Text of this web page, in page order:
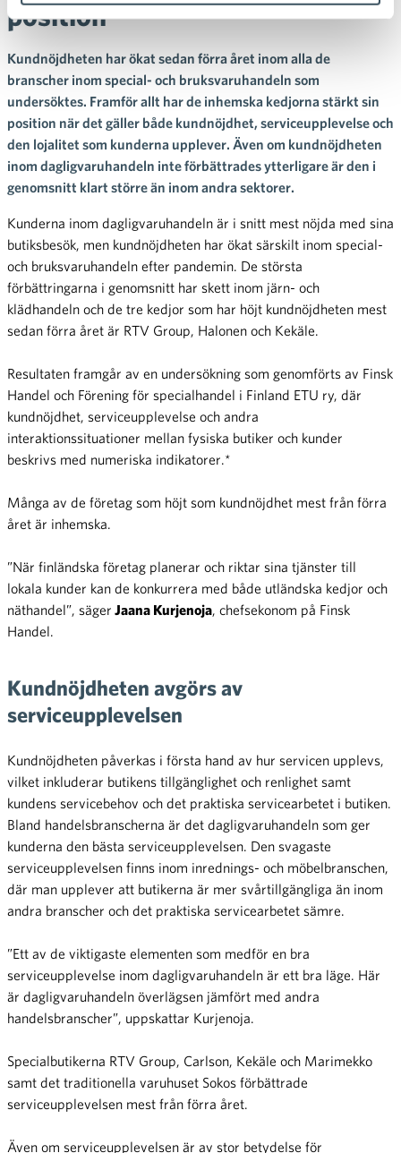
position
Kundnöjdheten har ökat sedan förra året inom alla de
branscher inom special- och bruksvaruhandeln som
undersöktes. Framför allt har de inhemska kedjorna stärkt sin
position när det gäller både kundnöjdhet, serviceupplevelse och
den lojalitet som kunderna upplever. Även om kundnöjdheten
inom dagligvaruhandeln inte förbättrades ytterligare är den i
genomsnitt klart större än inom andra sektorer.
Kunderna inom dagligvaruhandeln är i snitt mest nöjda med sina
butiksbesök, men kundnöjdheten har ökat särskilt inom special-
och bruksvaruhandeln efter pandemin. De största
förbättringarna i genomsnitt har skett inom järn- och
klädhandeln och de tre kedjor som har höjt kundnöjdheten mest
sedan förra året är RTV Group, Halonen och Kekäle.
Resultaten framgår av en undersökning som genomförts av Finsk
Handel och Förening för specialhandel i Finland ETU ry, där
kundnöjdhet, serviceupplevelse och andra
interaktionssituationer mellan fysiska butiker och kunder
beskrivs med numeriska indikatorer.*
Många av de företag som höjt som kundnöjdhet mest från förra
året är inhemska.
”När finländska företag planerar och riktar sina tjänster till
lokala kunder kan de konkurrera med både utländska kedjor och
näthandel”, säger Jaana Kurjenoja, chefsekonom på Finsk
Handel.
Kundnöjdheten avgörs av
serviceupplevelsen
Kundnöjdheten påverkas i första hand av hur servicen upplevs,
vilket inkluderar butikens tillgänglighet och renlighet samt
kundens servicebehov och det praktiska servicearbetet i butiken.
Bland handelsbranscherna är det dagligvaruhandeln som ger
kunderna den bästa serviceupplevelsen. Den svagaste
serviceupplevelsen finns inom inrednings- och möbelbranschen,
där man upplever att butikerna är mer svårtillgängliga än inom
andra branscher och det praktiska servicearbetet sämre.
”Ett av de viktigaste elementen som medför en bra
serviceupplevelse inom dagligvaruhandeln är ett bra läge. Här
är dagligvaruhandeln överlägsen jämfört med andra
handelsbranscher”, uppskattar Kurjenoja.
Specialbutikerna RTV Group, Carlson, Kekäle och Marimekko
samt det traditionella varuhuset Sokos förbättrade
serviceupplevelsen mest från förra året.
Även om serviceupplevelsen är av stor betydelse för